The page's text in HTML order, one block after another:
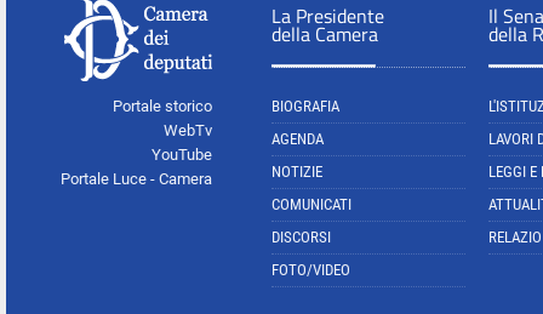
Portale storico
WebTv
YouTube
Portale Luce - Camera
La Presidente
della Camera
BIOGRAFIA
AGENDA
NOTIZIE
COMUNICATI
DISCORSI
FOTO/VIDEO
Il
della
LAVORI
LEGGI E